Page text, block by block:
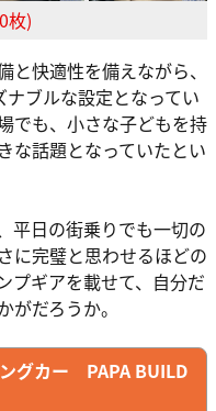
枚)
快適性を備えながら、
ブルな設定となってい
でも、小さな子どもを持
な話題となっていたとい
平日の街乗りでも一切の
に完璧と思わせるほどの
プギアを載せて、自分だ
だろうか。
ングカー PAPA BUILD